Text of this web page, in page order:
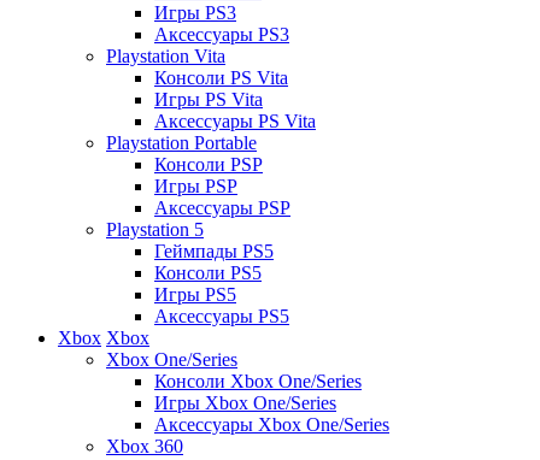
Игры PS3
Аксессуары PS3
Playstation Vita
Консоли PS Vita
Игры PS Vita
Аксессуары PS Vita
Playstation Portable
Консоли PSP
Игры PSP
Аксессуары PSP
Playstation 5
Геймпады PS5
Консоли PS5
Игры PS5
Аксессуары PS5
Xbox Xbox
Xbox One/Series
Консоли Xbox One/Series
Игры Xbox One/Series
Аксессуары Xbox One/Series
Xbox 360